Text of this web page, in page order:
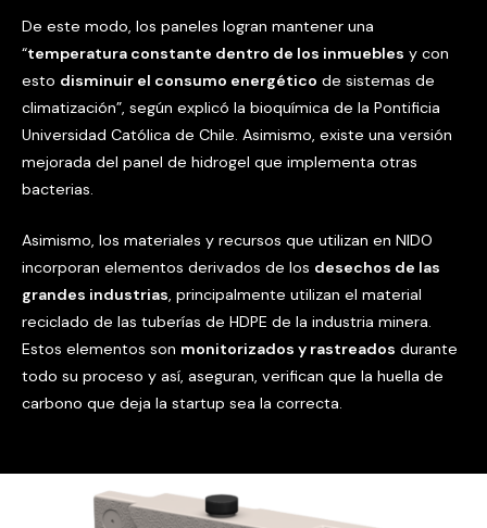
De este modo, los paneles logran mantener una
“temperatura constante dentro de los inmuebles y con
esto disminuir el consumo energético de sistemas de
climatización”, según explicó la bioquímica de la Pontificia
Universidad Católica de Chile. Asimismo, existe una versión
mejorada del panel de hidrogel que implementa otras
bacterias.
Asimismo, los materiales y recursos que utilizan en NIDO
incorporan elementos derivados de los desechos de las
grandes industrias, principalmente utilizan el material
reciclado de las tuberías de HDPE de la industria minera.
Estos elementos son monitorizados y rastreados durante
todo su proceso y así, aseguran, verifican que la huella de
carbono que deja la startup sea la correcta.